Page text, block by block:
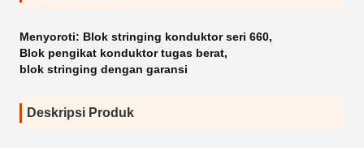
Menyoroti: Blok stringing konduktor seri 660,
Blok pengikat konduktor tugas berat,
blok stringing dengan garansi
Deskripsi Produk